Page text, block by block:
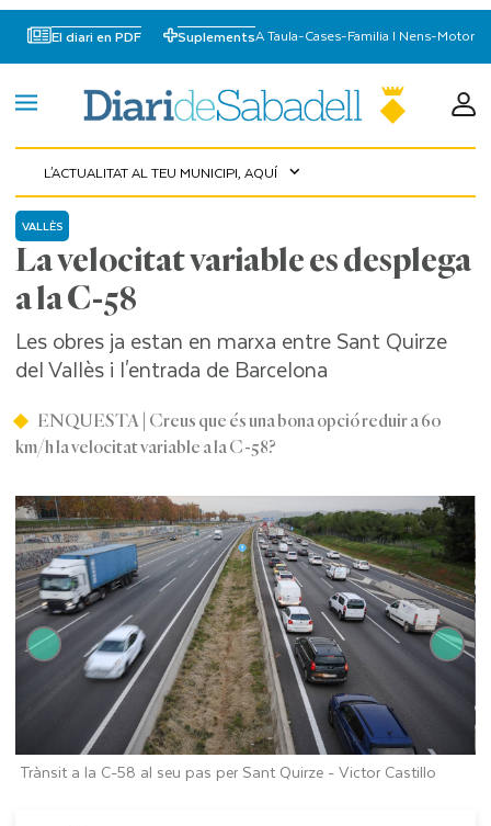
El diari en PDF SuplementsA Taula-Cases-Familia I Nens-Motor
L'ACTUALITAT AL TEU MUNICIPI, AQUÍ expand_more
La velocitat variable es desplega
a la C-58
VALLÈS
Les obres ja estan en marxa entre Sant Quirze
del Vallès i l'entrada de Barcelona
ENQUESTA | Creus que és una bona opció reduir a 60
km/h la velocitat variable a la C-58?
Trànsit a la C-58 al seu pas per Sant Quirze -Victor Castillo